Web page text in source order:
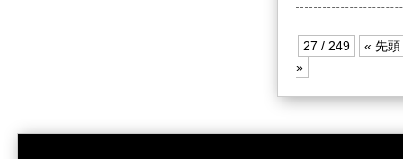
27 / 249
« 先頭
»